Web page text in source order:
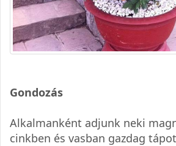
Gondozás
Alkalmanként adjunk neki
cinkben és vasban gazdag